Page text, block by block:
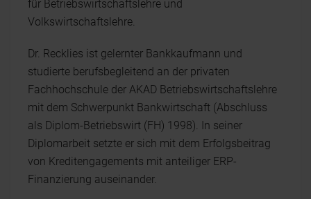
für Betriebswirtschaftslehre und
Volkswirtschaftslehre.
Dr. Recklies ist gelernter Bankkaufmann und
studierte berufsbegleitend an der privaten
Fachhochschule der AKAD Betriebswirtschaftslehre
mit dem Schwerpunkt Bankwirtschaft (Abschluss
als Diplom-Betriebswirt (FH) 1998). In seiner
Diplomarbeit setzte er sich mit dem Erfolgsbeitrag
von Kreditengagements mit anteiliger ERP-
Finanzierung auseinander.